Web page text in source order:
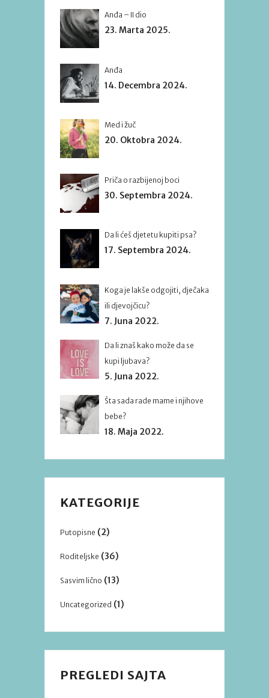
Anđa – II dio
23. Marta 2025.
Anđa
14. Decembra 2024.
Med i žuč
20. Oktobra 2024.
Priča o razbijenoj boci
30. Septembra 2024.
Da li ćeš djetetu kupiti psa?
17. Septembra 2024.
Koga je lakše odgojiti, dječaka
ili djevojčicu?
7. Juna 2022.
Da li znaš kako može da se
kupi ljubava?
5. Juna 2022.
Šta sada rade mame i njihove
bebe?
18. Maja 2022.
KATEGORIJE
Putopisne (2)
Roditeljske (36)
Sasvim lično (13)
Uncategorized (1)
PREGLEDI SAJTA